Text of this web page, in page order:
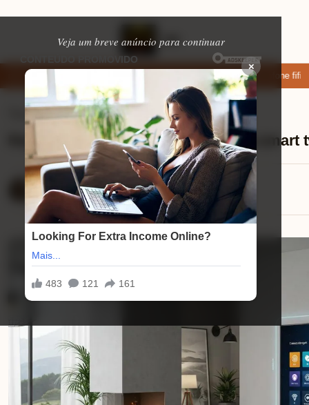
Veja um breve anúncio para continuar
×
apps de namoro que permitem enviar fotos e vídeos Microfone fifine
Tvs Smart ⏱ 11 min de leitura
Recursos de imagem avançados na smart
Mariana Souza
18/08/2025